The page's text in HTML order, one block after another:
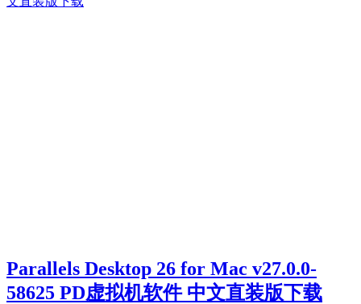
Parallels Desktop 26 for Mac v27.0.0-
58625 PD虚拟机软件 中文直装版下载